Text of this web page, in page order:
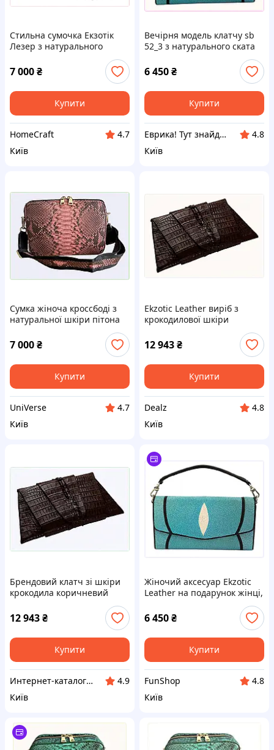
Стильна сумочка Екзотік
Лезер з натурального
пітона Таїланд, 849P72B74
7 000₴
Купити
HomeCraft
4.7
Київ
Вечірня модель клатчу sb
52_3 з натурального ската
6 450₴
Купити
Еврика! Тут знайдеться все!
4.8
Київ
Сумка жіноча кроссбоді з
натуральної шкіри пітона
рожева (snc 01) 84T972P74B
7 000₴
Купити
UniVerse
4.7
Київ
Ekzotic Leather виріб з
крокодилової шкіри
преміум якості 8KC497E142
12 943₴
Купити
Dealz
4.8
Київ
Брендовий клатч зі шкіри
крокодила коричневий
12 943₴
Купити
Интер​нет-ка​т​ал​​ог ски​​д​ок "МОДНИК"
4.9
Київ
Жіночий аксесуар Ekzotic
Leather на подарунок жінці,
6 450₴
Купити
FunShop
4.8
Київ